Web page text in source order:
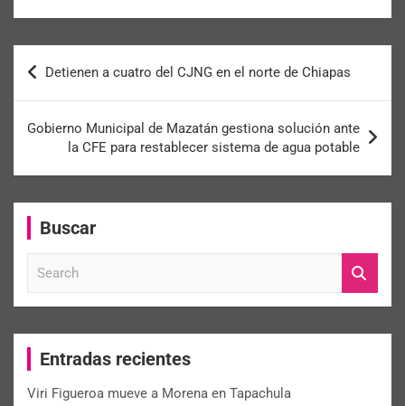
Detienen a cuatro del CJNG en el norte de Chiapas
Gobierno Municipal de Mazatán gestiona solución ante
la CFE para restablecer sistema de agua potable
Buscar
c
Entradas recientes
Viri Figueroa mueve a Morena en Tapachula